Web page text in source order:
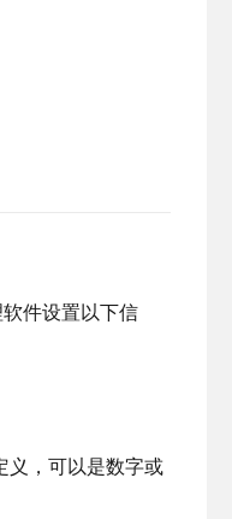
件设置以下信
义，可以是数字或